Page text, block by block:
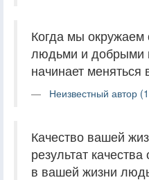
Когда мы
людьми и добрыми
начинает
Неизвестный автор
Качество вашей
результат
в вашей жизни